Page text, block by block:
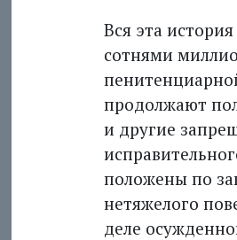
Вся эта
сотнями
продолжают
и другие
положены по
нетяжелого
деле